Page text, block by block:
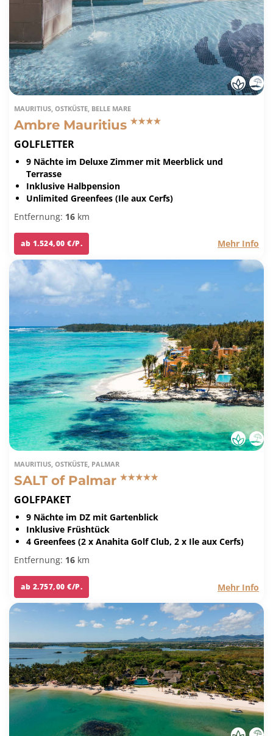
MAURITIUS, OSTKÜSTE, BELLE MARE
Ambre Mauritius
GOLFLETTER
9 Nächte im Deluxe Zimmer mit Meerblick und
Terrasse
Inklusive Halbpension
Unlimited Greenfees (Ile aux Cerfs)
Entfernung: 16 km
ab 1.524,00 €/P. Mehr Info
MAURITIUS, OSTKÜSTE, PALMAR
SALT of Palmar
GOLFPAKET
9 Nächte im DZ mit Gartenblick
Inklusive Früshtück
4 Greenfees (2 x Anahita Golf Club, 2 x Ile aux Cerfs)
Entfernung: 16 km
ab 2.757,00 €/P. Mehr Info